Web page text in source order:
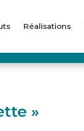
Réalisations
»